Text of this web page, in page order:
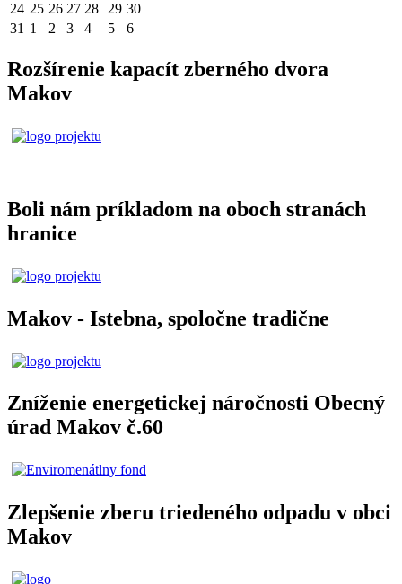
24 25 26 27 28 29 30
31 1 2 3 4 5 6
Rozšírenie kapacít zberného dvora
Makov
Boli nám príkladom na oboch stranách
hranice
Makov - Istebna, spoločne tradične
Zníženie energetickej náročnosti Obecný
úrad Makov č.60
Zlepšenie zberu triedeného odpadu v obci
Makov